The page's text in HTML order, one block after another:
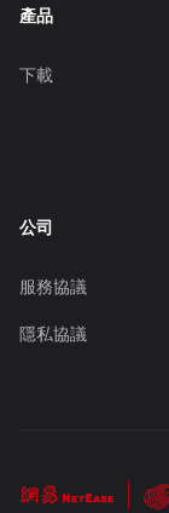
產品
下載
公司
服務協議
隱私協議